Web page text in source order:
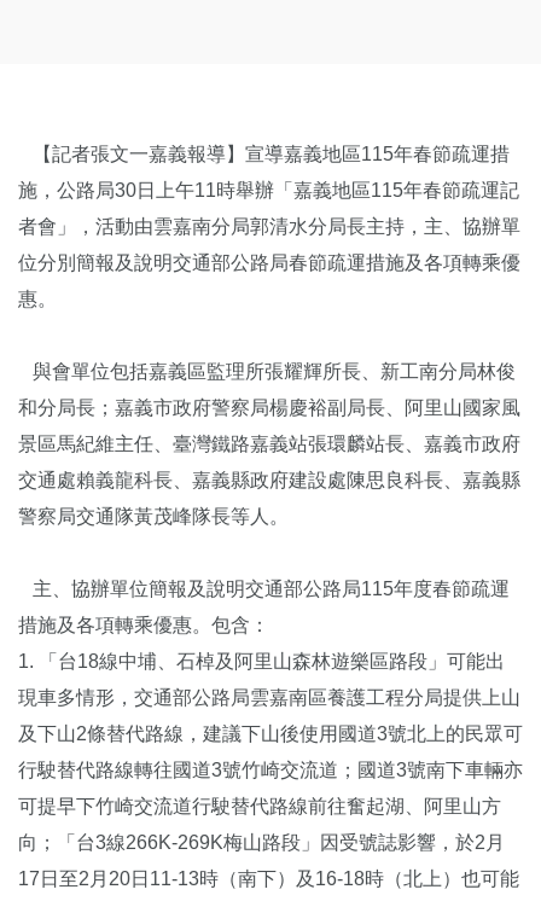
【記者張文一嘉義報導】宣導嘉義地區115年春節疏運措
施，公路局30日上午11時舉辦「嘉義地區115年春節疏運記
者會」，活動由雲嘉南分局郭清水分局長主持，主、協辦單
位分別簡報及說明交通部公路局春節疏運措施及各項轉乘優
惠。
與會單位包括嘉義區監理所張耀輝所長、新工南分局林俊
和分局長；嘉義市政府警察局楊慶裕副局長、阿里山國家風
景區馬紀維主任、臺灣鐵路嘉義站張環麟站長、嘉義市政府
交通處賴義龍科長、嘉義縣政府建設處陳思良科長、嘉義縣
警察局交通隊黃茂峰隊長等人。
主、協辦單位簡報及說明交通部公路局115年度春節疏運
措施及各項轉乘優惠。包含：
1. 「台18線中埔、石棹及阿里山森林遊樂區路段」可能出
現車多情形，交通部公路局雲嘉南區養護工程分局提供上山
及下山2條替代路線，建議下山後使用國道3號北上的民眾可
行駛替代路線轉往國道3號竹崎交流道；國道3號南下車輛亦
可提早下竹崎交流道行駛替代路線前往奮起湖、阿里山方
向；「台3線266K-269K梅山路段」因受號誌影響，於2月
17日至2月20日11-13時（南下）及16-18時（北上）也可能